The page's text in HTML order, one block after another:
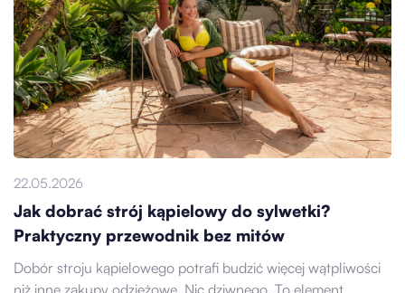
22.05.2026
Jak dobrać strój kąpielowy do sylwetki?
Praktyczny przewodnik bez mitów
Dobór stroju kąpielowego potrafi budzić więcej wątpliwości